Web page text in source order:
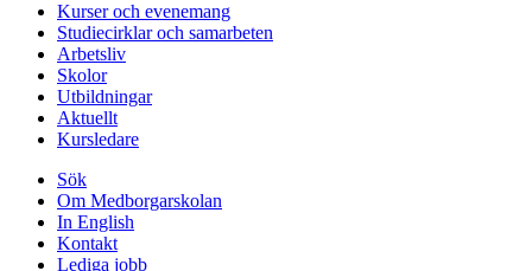
Kurser och evenemang
Studiecirklar och samarbeten
Arbetsliv
Skolor
Utbildningar
Aktuellt
Kursledare
Sök
Om Medborgarskolan
In English
Kontakt
Lediga jobb